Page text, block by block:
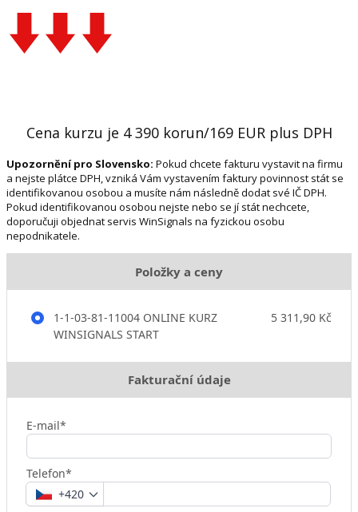
Cena kurzu je 4 390 korun/169 EUR plus DPH
Upozornění pro Slovensko: Pokud chcete fakturu vystavit na firmu
a nejste plátce DPH, vzniká Vám vystavením faktury povinnost stát se
identifikovanou osobou a musíte nám následně dodat své IČ DPH.
Pokud identifikovanou osobou nejste nebo se jí stát nechcete,
doporučuji objednat servis WinSignals na fyzickou osobu
nepodnikatele.
Položky a ceny
1-1-03-81-11004 ONLINE KURZ
WINSIGNALS START
5 311,90 Kč
Fakturační údaje
E-mail*
Telefon*
+420